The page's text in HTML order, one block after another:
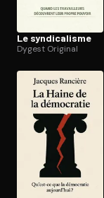
Le syn­di­ca­lisme
Dygest Original